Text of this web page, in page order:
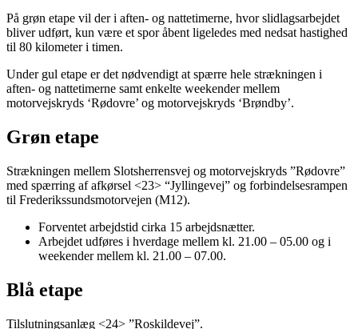
På grøn etape vil der i aften- og nattetimerne, hvor slidlagsarbejdet
bliver udført, kun være et spor åbent ligeledes med nedsat hastighed
til 80 kilometer i timen.
Under gul etape er det nødvendigt at spærre hele strækningen i
aften- og nattetimerne samt enkelte weekender mellem
motorvejskryds ‘Rødovre’ og motorvejskryds ‘Brøndby’.
Grøn etape
Strækningen mellem Slotsherrensvej og motorvejskryds ”Rødovre”
med spærring af afkørsel <23> “Jyllingevej” og forbindelsesrampen
til Frederikssundsmotorvejen (M12).
Forventet arbejdstid cirka 15 arbejdsnætter.
Arbejdet udføres i hverdage mellem kl. 21.00 – 05.00 og i
weekender mellem kl. 21.00 – 07.00.
Blå etape
Tilslutningsanlæg <24> ”Roskildevej”.